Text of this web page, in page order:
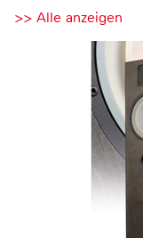
>> Alle anzeigen